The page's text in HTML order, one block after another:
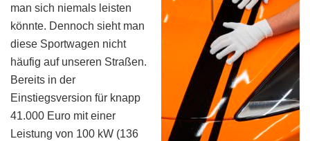
man sich niemals leisten
könnte. Dennoch sieht man
diese Sportwagen nicht
häufig auf unseren Straßen.
Bereits in der
Einstiegsversion für knapp
41.000 Euro mit einer
Leistung von 100 kW (136